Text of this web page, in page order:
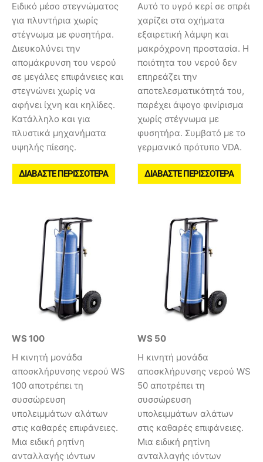
Ειδικό μέσο στεγνώματος
για πλυντήρια χωρίς
στέγνωμα με φυσητήρα.
Διευκολύνει την
απομάκρυνση του νερού
σε μεγάλες επιφάνειες και
στεγνώνει χωρίς να
αφήνει ίχνη και κηλίδες.
Κατάλληλο και για
πλυστικά μηχανήματα
υψηλής πίεσης.
ΔΙΑΒΆΣΤΕ ΠΕΡΙΣΣΌΤΕΡΑ
Αυτό το υγρό κερί σε σπρέι
χαρίζει στα οχήματα
εξαιρετική λάμψη και
μακρόχρονη προστασία. Η
ποιότητα του νερού δεν
επηρεάζει την
αποτελεσματικότητά του,
παρέχει άψογο φινίρισμα
χωρίς στέγνωμα με
φυσητήρα. Συμβατό με το
γερμανικό πρότυπο VDA.
ΔΙΑΒΆΣΤΕ ΠΕΡΙΣΣΌΤΕΡΑ
WS 100
Η κινητή μονάδα
αποσκλήρυνσης νερού WS
100 αποτρέπει τη
συσσώρευση
υπολειμμάτων αλάτων
στις καθαρές επιφάνειες.
Μια ειδική ρητίνη
ανταλλαγής ιόντων
WS 50
Η κινητή μονάδα
αποσκλήρυνσης νερού WS
50 αποτρέπει τη
συσσώρευση
υπολειμμάτων αλάτων
στις καθαρές επιφάνειες.
Μια ειδική ρητίνη
ανταλλαγής ιόντων